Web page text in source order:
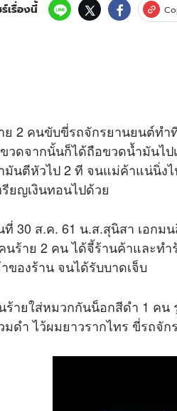
เรื่องนี้
ย 2 คนขับขี่รถจักรยานยนต์ทำ
วดจากนั้นก็ได้ถือขวดน้ำมันไป
มันตีหัวไป 2 ที จนแม่ค้าแน่นิ่งไ
รียญเงินทอนไปด้วย
ที่ 30 ส.ค. 61 น.ส.สุนิสา เอกม
นร้าย 2 คน ได้จี้ร้านค้าและทำ
าของร้าน จนได้รับบาดเจ็บ
ร้ายใส่หมวกกันน็อกสีดำ 1 คน
มดำ ไว้ผมยาวรากไทร ขี่รถจั